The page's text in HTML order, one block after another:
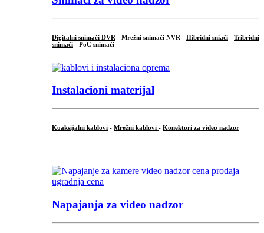
Digitalni snimači DVR - Mrežni snimači NVR - Hibridni sniači - Tribridni
snimači - PoC snimači
Instalacioni materijal
Koaksijalni kablovi - Mrežni kablovi - Konektori za video nadzor
Napajanja za video nadzor